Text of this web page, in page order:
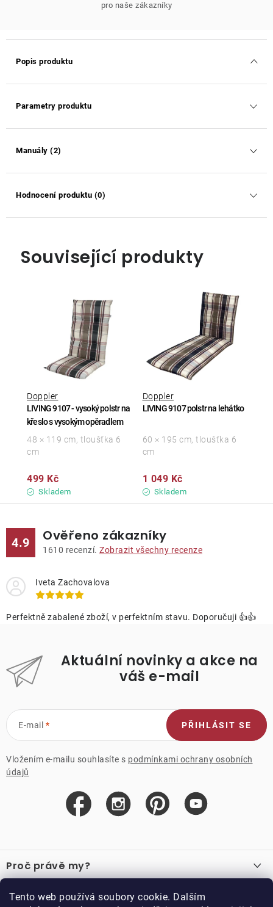
Tento web používá soubory cookie. Dalším
pro naše zákazníky
Popis produktu
Parametry produktu
Manuály (2)
Hodnocení produktu (0)
Související produkty
LIVING 9107 - vysoký polstr na
křeslo s vysokým opěradlem
Doppler
Skladem
499 Kč
48 × 119 cm, tloušťka 6
cm
LIVING 9107 polstr na lehátko
Doppler
Skladem
1 049 Kč
60 × 195 cm, tloušťka 6
cm
4.9 Ověřeno zákazníky
1610 recenzí. Zobrazit všechny recenze
Iveta Zachovalova
Perfektně zabalené zboží, v perfektním stavu. Doporučuji 👍👍
Aktuální novinky a akce na
váš e-mail
E-mail
Vložením e-mailu souhlasíte s podmínkami ochrany osobních
údajů
PŘIHLÁSIT SE
á
p
a
Proč právě my?
Recenze
Důležité odkazy